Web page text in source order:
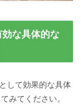
な具体的な
して効果的な具体
みてください。